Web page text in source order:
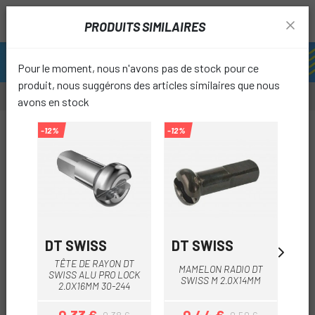
PRODUITS SIMILAIRES
Pour le moment, nous n'avons pas de stock pour ce
produit, nous suggérons des articles similaires que nous
avons en stock
-12%
DT SWISS
TÊTE DE RAYON DT
SWISS ALU PRO LOCK
2.0X16MM 30-244
-12%
DT SWISS
MAMELON RADIO DT
SWISS M 2.0X14MM